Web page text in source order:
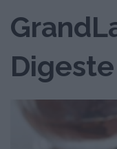
Digeste